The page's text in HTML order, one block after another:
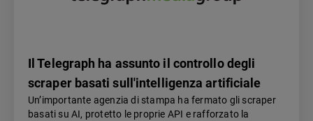
Il Telegraph ha assunto il controllo degli
scraper basati sull'intelligenza artificiale
Un’importante agenzia di stampa ha fermato gli scraper
basati su AI, protetto le proprie API e rafforzato la